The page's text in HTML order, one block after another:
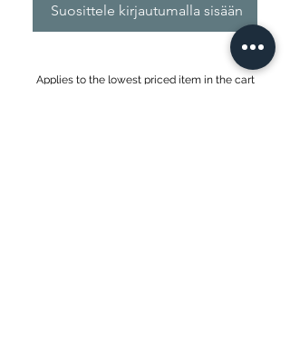
Suosittele kirjautumalla sisään
Applies to the lowest priced item in the cart